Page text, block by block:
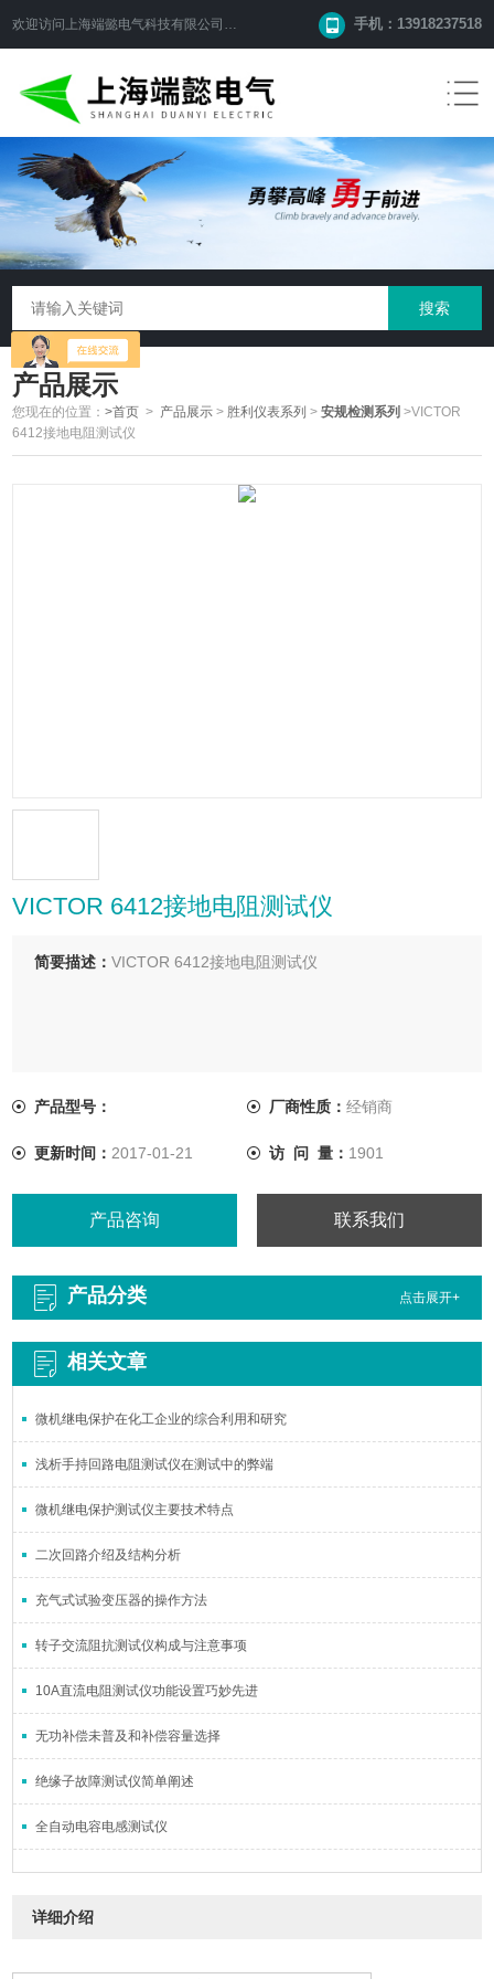
欢迎访问 上海端懿电气科技有限公司 网站！ 手机：13918237518
产品展示
您现在的位置：>首页 > 产品展示 > 胜利仪表系列 >安规检测系列 >VICTOR
6412接地电阻测试仪
VICTOR 6412接地电阻测试仪
简要描述：VICTOR 6412接地电阻测试仪
产品型号： 厂商性质： 经销商
更新时间： 2017-01-21 访 问 量： 1901
产品咨询 联系我们
产品分类 点击展开+
相关文章
微机继电保护在化工企业的综合利用和研究
浅析手持回路电阻测试仪在测试中的弊端
微机继电保护测试仪主要技术特点
二次回路介绍及结构分析
充气式试验变压器的操作方法
转子交流阻抗测试仪构成与注意事项
10A直流电阻测试仪功能设置巧妙先进
无功补偿未普及和补偿容量选择
绝缘子故障测试仪简单阐述
全自动电容电感测试仪
详细介绍